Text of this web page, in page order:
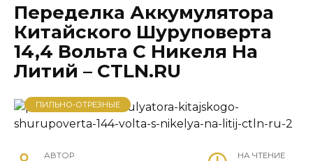
Переделка Аккумулятора
Китайского Шуруповерта
14,4 Вольта С Никеля На
Литий – CTLN.RU
ПИЛЬНО-ОТРЕЗНЫЕ
АВТОР НА ЧТЕНИЕ